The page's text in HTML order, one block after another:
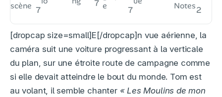
scène 7
7 e
7
Notes2
[dropcap size=small]E[/dropcap]n vue aérienne, la
caméra suit une voiture progressant à la verticale
du plan, sur une étroite route de campagne comme
si elle devait atteindre le bout du monde. Tom est
au volant, il semble chanter « Les Moulins de mon